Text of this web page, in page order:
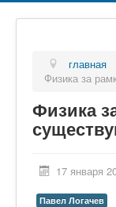
главная
Физика за
Физика
17 января
Павел Логачев